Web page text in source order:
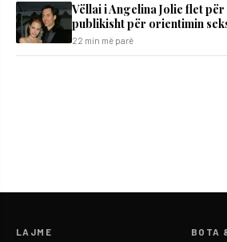
Vëllai i Angelina Jolie flet
publikisht për orientimin
22 min më parë
LAJME BOTA